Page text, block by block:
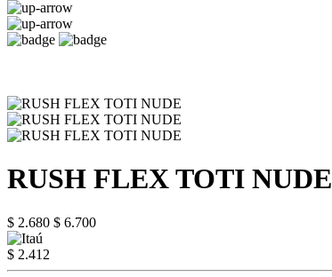
RUSH FLEX TOTI NUDE
$ 2.680 $ 6.700
$ 2.412